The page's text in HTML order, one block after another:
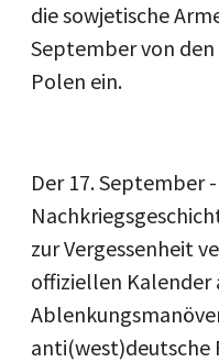
die sowjetische
September von
Polen ein.
Der 17. September
zur Vergessenheit
offiziellen Kalender
anti(west)deutsche